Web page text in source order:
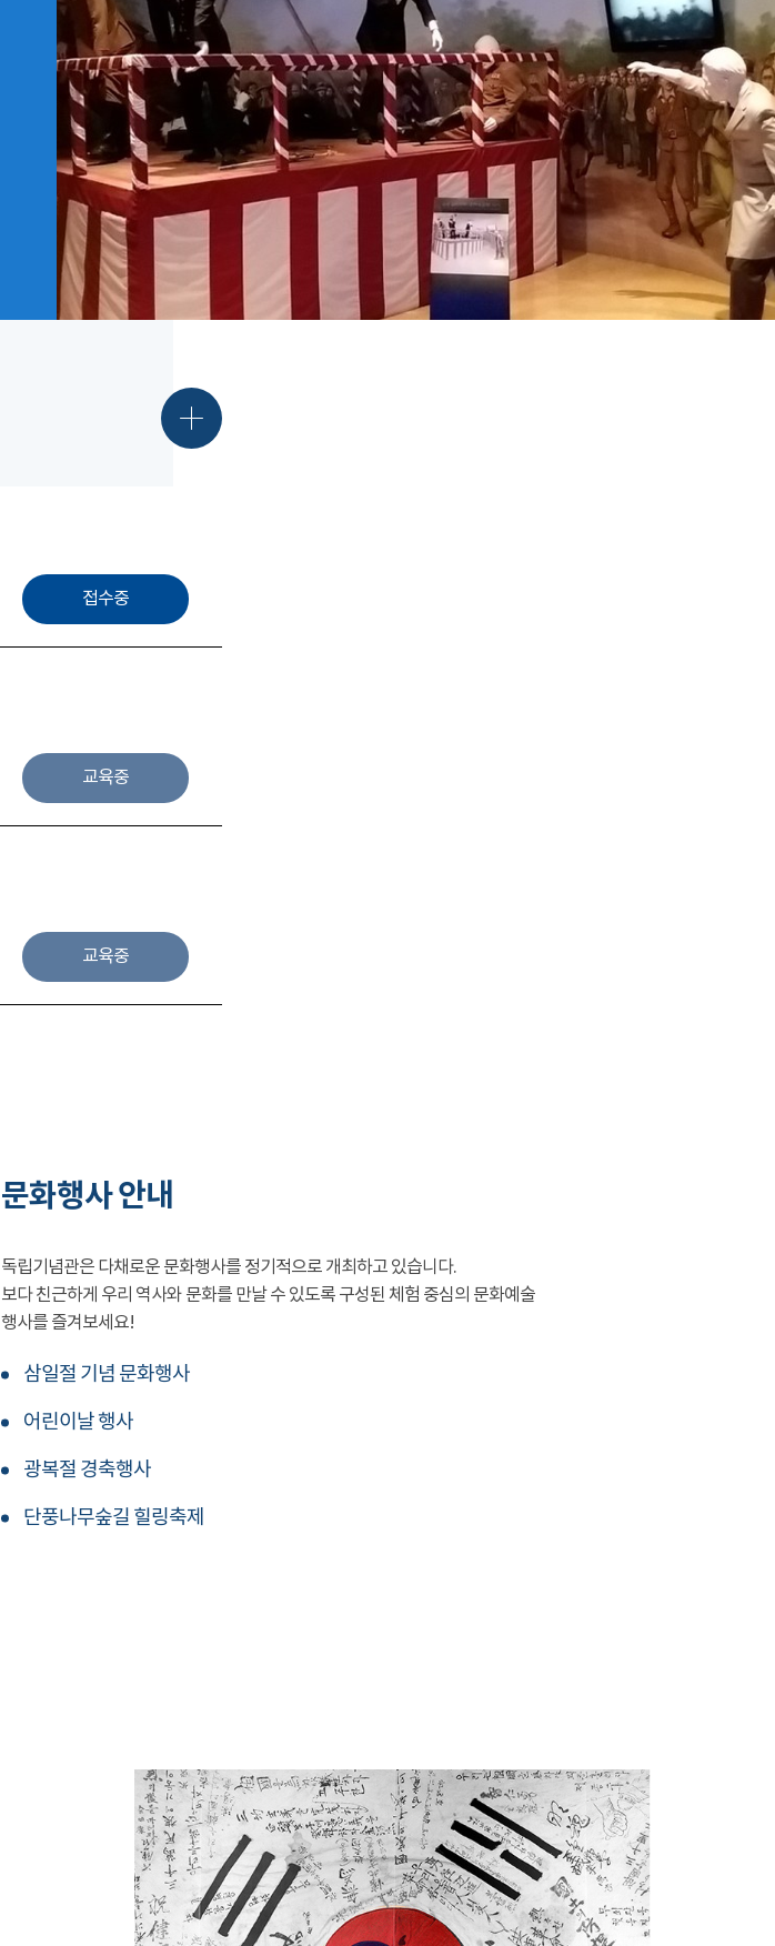
접수중
교육중
교육중
문화행사 안내
독립기념관은 다채로운 문화행사를 정기적으로 개최하고 있습니다.
보다 친근하게 우리 역사와 문화를 만날 수 있도록 구성된 체험 중심의 문화예술
행사를 즐겨보세요!
삼일절 기념 문화행사
어린이날 행사
광복절 경축행사
단풍나무숲길 힐링축제